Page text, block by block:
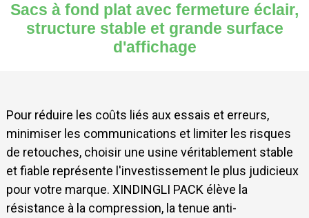
Sacs à fond plat avec fermeture éclair,
structure stable et grande surface
d'affichage
Pour réduire les coûts liés aux essais et erreurs,
minimiser les communications et limiter les risques
de retouches, choisir une usine véritablement stable
et fiable représente l'investissement le plus judicieux
pour votre marque. XINDINGLI PACK élève la
résistance à la compression, la tenue anti-